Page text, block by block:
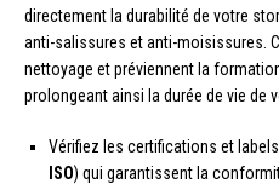
directement la durabilité de votre
anti-salissures et anti-moisissures.
nettoyage et préviennent la
prolongeant ainsi la durée de vie de
Vérifiez les certifications et
ISO) qui garantissent la